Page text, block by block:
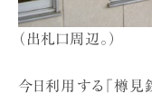
（出札口周辺。）
今日利用する「樽見